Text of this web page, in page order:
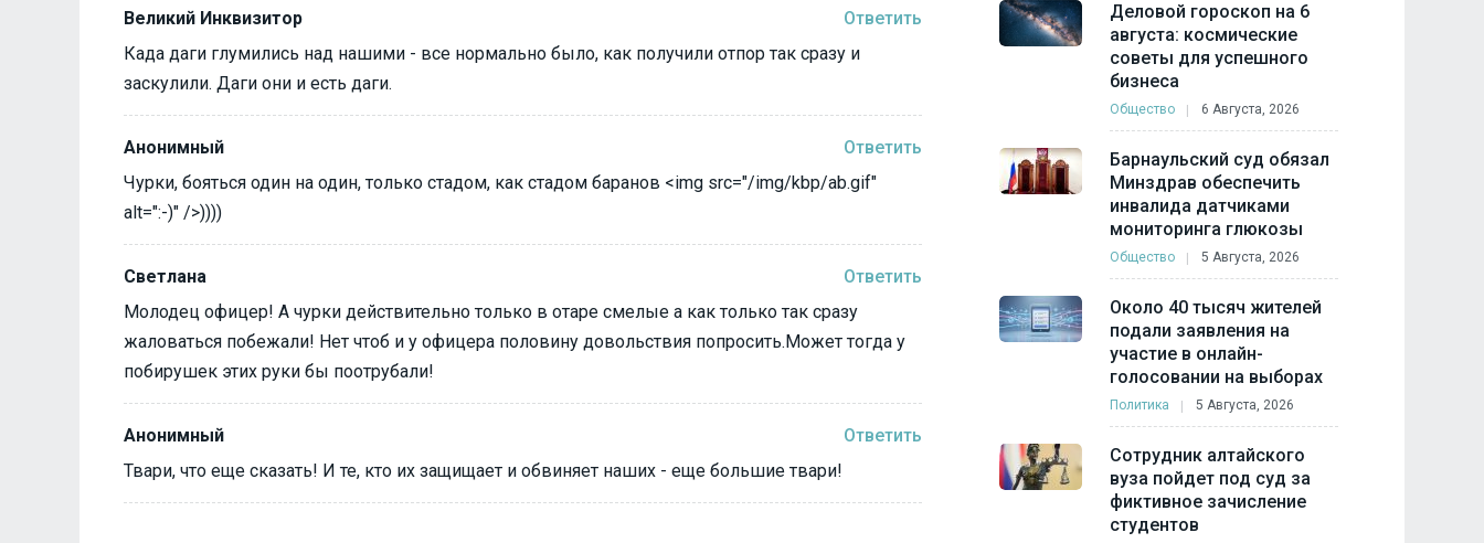
Великий Инквизитор
Ответить
Када даги глумились над нашими - все нормально было, как получили отпор так сразу и
заскулили. Даги они и есть даги.
Анонимный
Ответить
Чурки, бояться один на один, только стадом, как стадом баранов <img src="/img/kbp/ab.gif"
alt=":-)" />))))
Светлана
Ответить
Молодец офицер! А чурки действительно только в отаре смелые а как только так сразу
жаловаться побежали! Нет чтоб и у офицера половину довольствия попросить.Может тогда у
побирушек этих руки бы поотрубали!
Анонимный
Ответить
Твари, что еще сказать! И те, кто их защищает и обвиняет наших - еще большие твари!
Деловой гороскоп на 6
августа: космические
советы для успешного
бизнеса
Общество 6 Августа, 2026
Барнаульский суд обязал
Минздрав обеспечить
инвалида датчиками
мониторинга глюкозы
Общество 5 Августа, 2026
Около 40 тысяч жителей
подали заявления на
участие в онлайн-
голосовании на выборах
Политика 5 Августа, 2026
Сотрудник алтайского
вуза пойдет под суд за
фиктивное зачисление
студентов